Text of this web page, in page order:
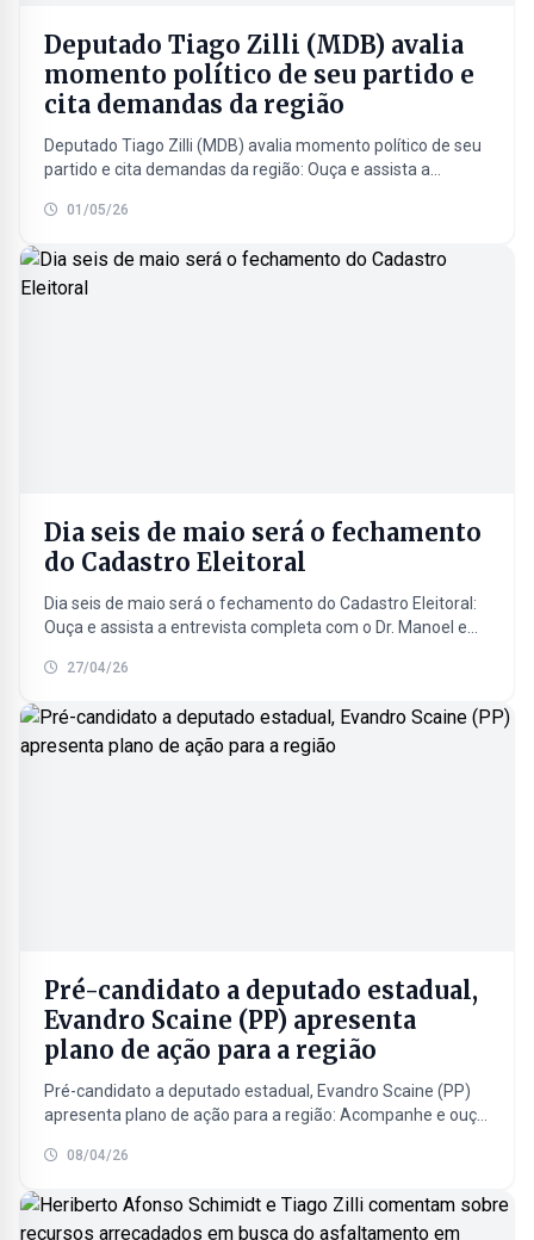
Deputado Tiago Zilli (MDB) avalia
momento político de seu partido e
cita demandas da região
Deputado Tiago Zilli (MDB) avalia momento político de seu
partido e cita demandas da região: Ouça e assista a
01/05/26
Dia seis de maio será o fechamento
do Cadastro Eleitoral
Dia seis de maio será o fechamento do Cadastro Eleitoral:
Ouça e assista a entrevista completa com o Dr. Manoel e
27/04/26
Pré-candidato a deputado estadual,
Evandro Scaine (PP) apresenta
plano de ação para a região
Pré-candidato a deputado estadual, Evandro Scaine (PP)
apresenta plano de ação para a região: Acompanhe e ouça
no...08/04/26